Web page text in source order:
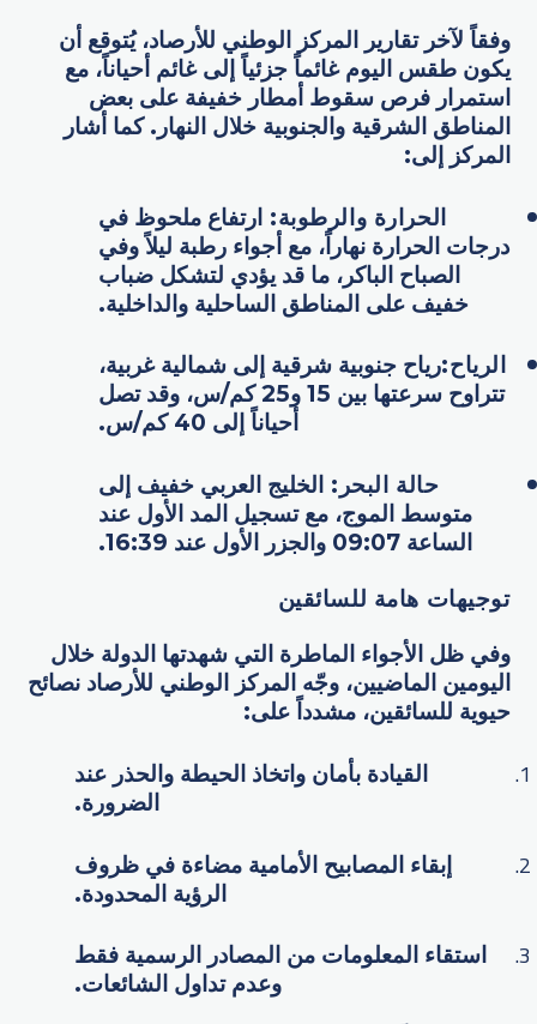
وفقاً لآخر تقارير المركز الوطني للأرصاد، يُتوقع أن
يكون طقس اليوم غائماً جزئياً إلى غائم أحياناً، مع
استمرار فرص سقوط أمطار خفيفة على بعض
المناطق الشرقية والجنوبية خلال النهار. كما أشار
المركز إلى:
الحرارة والرطوبة: ارتفاع ملحوظ في
درجات الحرارة نهاراً، مع أجواء رطبة ليلاً وفي
الصباح الباكر، ما قد يؤدي لتشكل ضباب
خفيف على المناطق الساحلية والداخلية.
الرياح:رياح جنوبية شرقية إلى شمالية غربية،
تتراوح سرعتها بين 15 و25 كم/س، وقد تصل
أحياناً إلى 40 كم/س.
حالة البحر : الخليج العربي خفيف إلى
متوسط الموج، مع تسجيل المد الأول عند
الساعة 09:07 والجزر الأول عند 16:39.
توجيهات هامة للسائقين
وفي ظل الأجواء الماطرة التي شهدتها الدولة خلال
اليومين الماضيين، وجّه المركز الوطني للأرصاد نصائح
حيوية للسائقين، مشدداً على:
القيادة بأمان واتخاذ الحيطة والحذر عند
الضرورة.
إبقاء المصابيح الأمامية مضاءة في ظروف
الرؤية المحدودة.
استقاء المعلومات من المصادر الرسمية فقط
وعدم تداول الشائعات.